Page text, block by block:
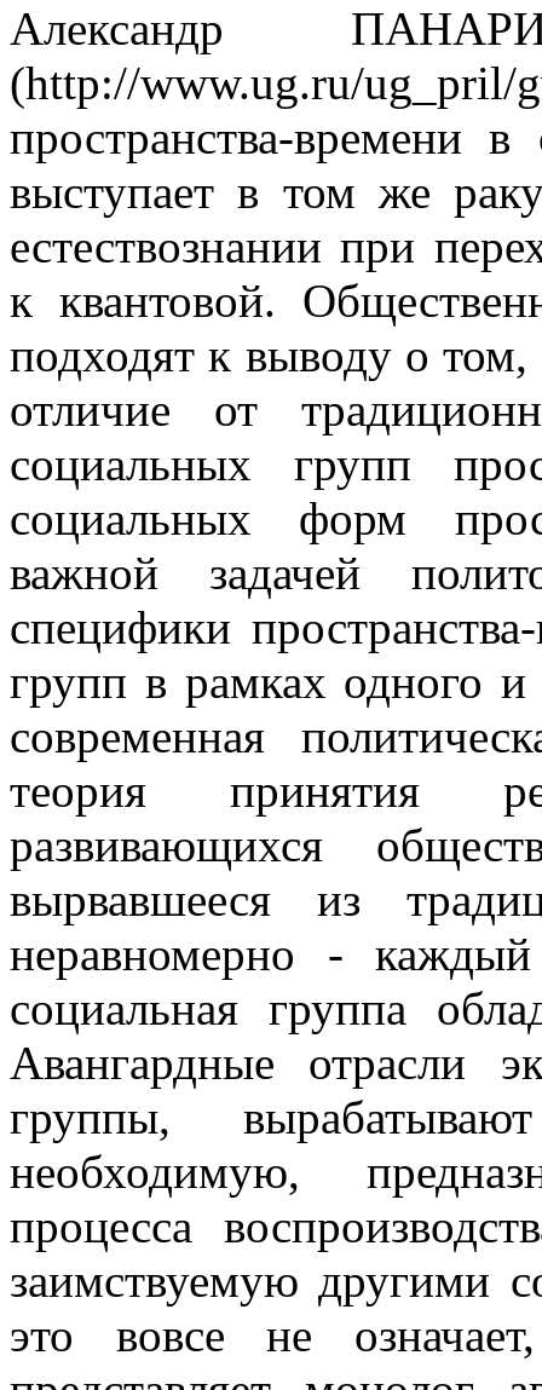
Александр
(http://www.ug.ru/
пространства-времени
выступает в том же
естествознании при
к квантовой.
подходят к выводу о
отличие от
социальных групп
социальных форм
важной задачей
специфики
групп в рамках одного
современная
теория принятия
развивающихся
вырвавшееся из
неравномерно -
социальная группа
Авангардные отрасли
группы,
необходимую,
процесса
заимствуемую другими
это вовсе не